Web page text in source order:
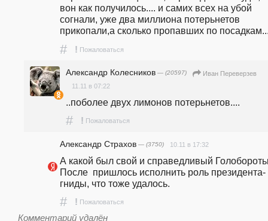
вон как получилось.... и самих всех на убой
согнали, уже два миллиона потерьнетов
прикопали,а сколько пропавших по
# ! Пожаловаться
Александр Колесников — (20597)
Иван Переверзев
11.11 в 07:22
..поболее двух лимонов потерьнетов....
# ! Пожаловаться
Александр Страхов — (3750) 10.11 в 17:32
А какой был свой и справедливый
После  пришлось исполнить роль президента-
гниды, что тоже удалось.
# ! Пожаловаться
Комментарий удалён